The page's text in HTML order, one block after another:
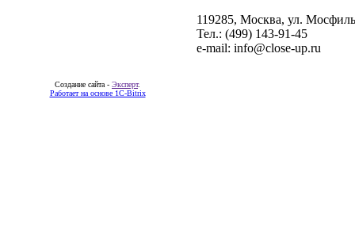
119285, Москва, ул.
Тел.: (499) 143-91-45
e-mail: info@close-up.ru
Создание сайта - Эксперт.
Работает на основе 1C-Bitrix